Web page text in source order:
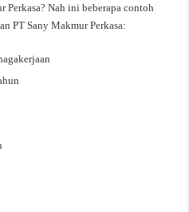
Perkasa? Nah ini beberapa contoh
PT Sany Makmur Perkasa: